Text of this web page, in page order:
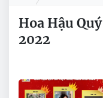
Hoa Hậu
2022